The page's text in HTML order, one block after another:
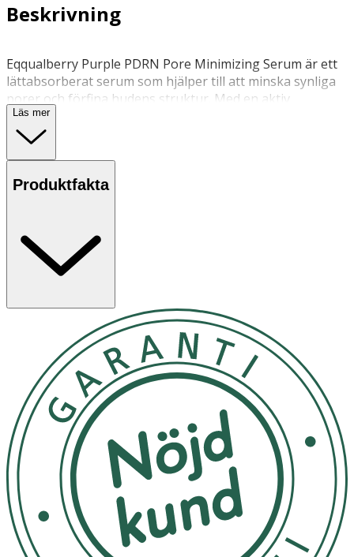
Beskrivning
Eqqualberry Purple PDRN Pore Minimizing Serum är ett
lättabsorberat serum som hjälper till att minska synliga
porer och förfina hudens struktur. Med en aktiv
blandning av PDRN, niacinamid och PHA bidrar det till en
jämnare hudton och en klarare lyster. Formulan är
att återfukta, stärka hudbarriären och lugna huden.
Risextrakt och andra vårdande ingredienser stöder
mer balanserad hud med ungdomlig lyster.
Applicera några droppar på rengjord hud morgon
absorberats. Kan användas ensam eller under dag- eller
nattkräm. Undvik ögonområdet.
Endast för utvärtes bruk. Undvik kontakt med ögonen.
Om någon biverkning uppstår, sluta använda produkten.
Rådfråga din läkare om tillståndet kvarstår
OK för gravida och ammande:
Ja
Ingredienser:
Aqua/Water/Eau, Butylene Glycol, Glycereth‑26,
Niacinamide, Glycerin, Oryza Sativa (Rice) Bran Water,
Methylpropanediol, Propylene Glycol Dibenzoate,
Polyglycerin‑3, 1,2‑Hexanediol, C14‑22 Alcohols,
Läs mer
Produktfakta